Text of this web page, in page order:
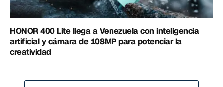
HONOR 400 Lite llega a Venezuela con inteligencia
artificial y cámara de 108MP para potenciar la
creatividad